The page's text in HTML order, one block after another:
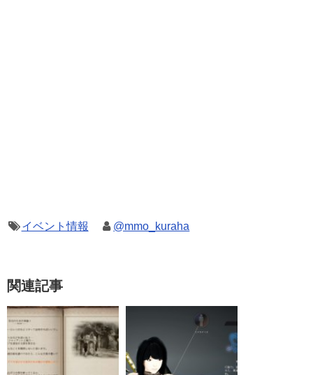
イベント情報 @mmo_kuraha
関連記事